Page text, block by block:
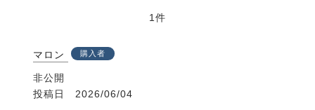
1
マロン 購入者
非公開
投稿日
2026/06/04